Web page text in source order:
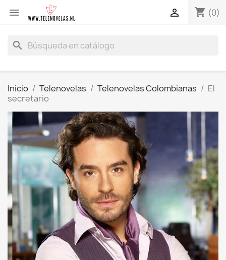
 shopping_cart (0)

search
Inicio Telenovelas Telenovelas Colombianas
El
secretario